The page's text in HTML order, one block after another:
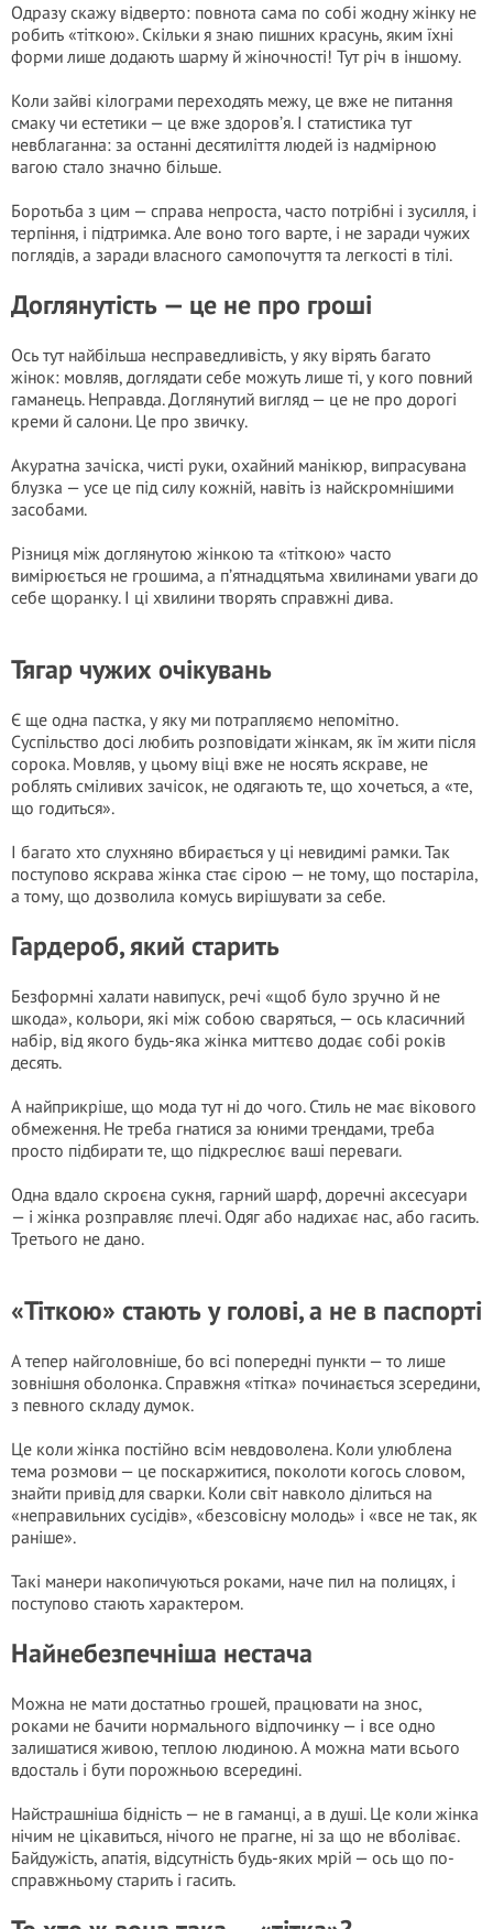
Одразу скажу відверто: повнота сама по собі жодну жінку не
робить «тіткою». Скільки я знаю пишних красунь, яким їхні
форми лише додають шарму й жіночності! Тут річ в іншому.
Коли зайві кілограми переходять межу, це вже не питання
смаку чи естетики — це вже здоров’я. І статистика тут
невблаганна: за останні десятиліття людей із надмірною
вагою стало значно більше.
Боротьба з цим — справа непроста, часто потрібні і зусилля, і
терпіння, і підтримка. Але воно того варте, і не заради чужих
поглядів, а заради власного самопочуття та легкості в тілі.
Доглянутість — це не про гроші
Ось тут найбільша несправедливість, у яку вірять багато
жінок: мовляв, доглядати себе можуть лише ті, у кого повний
гаманець. Неправда. Доглянутий вигляд — це не про дорогі
креми й салони. Це про звичку.
Акуратна зачіска, чисті руки, охайний манікюр, випрасувана
блузка — усе це під силу кожній, навіть із найскромнішими
засобами.
Різниця між доглянутою жінкою та «тіткою» часто
вимірюється не грошима, а п’ятнадцятьма хвилинами уваги до
себе щоранку. І ці хвилини творять справжні дива.
Тягар чужих очікувань
Є ще одна пастка, у яку ми потрапляємо непомітно.
Суспільство досі любить розповідати жінкам, як їм жити після
сорока. Мовляв, у цьому віці вже не носять яскраве, не
роблять сміливих зачісок, не одягають те, що хочеться, а «те,
що годиться».
І багато хто слухняно вбирається у ці невидимі рамки. Так
поступово яскрава жінка стає сірою — не тому, що постаріла,
а тому, що дозволила комусь вирішувати за себе.
Гардероб, який старить
Безформні халати навипуск, речі «щоб було зручно й не
шкода», кольори, які між собою сваряться, — ось класичний
набір, від якого будь-яка жінка миттєво додає собі років
десять.
А найприкріше, що мода тут ні до чого. Стиль не має вікового
обмеження. Не треба гнатися за юними трендами, треба
просто підбирати те, що підкреслює ваші переваги.
Одна вдало скроєна сукня, гарний шарф, доречні аксесуари
— і жінка розправляє плечі. Одяг або надихає нас, або гасить.
Третього не дано.
«Тіткою» стають у голові, а не в паспорті
А тепер найголовніше, бо всі попередні пункти — то лише
зовнішня оболонка. Справжня «тітка» починається зсередини,
з певного складу думок.
Це коли жінка постійно всім невдоволена. Коли улюблена
тема розмови — це поскаржитися, поколоти когось словом,
знайти привід для сварки. Коли світ навколо ділиться на
«неправильних сусідів», «безсовісну молодь» і «все не так, як
раніше».
Такі манери накопичуються роками, наче пил на полицях, і
поступово стають характером.
Найнебезпечніша нестача
Можна не мати достатньо грошей, працювати на знос,
роками не бачити нормального відпочинку — і все одно
залишатися живою, теплою людиною. А можна мати всього
вдосталь і бути порожньою всередині.
Найстрашніша бідність — не в гаманці, а в душі. Це коли жінка
нічим не цікавиться, нічого не прагне, ні за що не вболіває.
Байдужість, апатія, відсутність будь-яких мрій — ось що по-
справжньому старить і гасить.